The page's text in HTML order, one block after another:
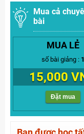
Mua cả
bài
MUA LẺ
số bài giảng : 1
15,000
Đặt mua